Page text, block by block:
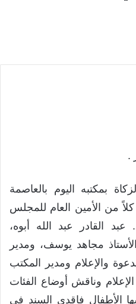
.
بمكتبه اليوم بالعاصمة
من الأمين العام للمجلس
عبد القادر عبد الله أبوه،
مجاهد يوسف، ومدير
والإعلام ومدير المكتب
الإعلام وناقش أوضاع الفئات
الأطفال فاقدي السند في